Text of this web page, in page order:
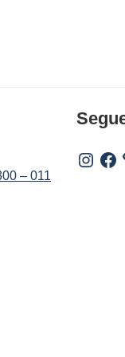
– 011